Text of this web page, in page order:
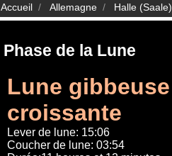
Accueil Allemagne Halle (Saale)
Phase de la Lune
Lune gibbeuse
croissante
Lever de lune: 15:06
Coucher de lune: 03:54